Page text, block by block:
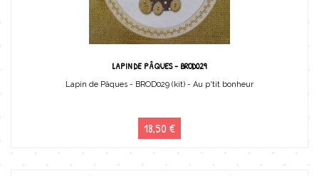
LAPIN DE PÂQUES - BROD029
Lapin de Pâques - BROD029 (kit) - Au p'tit bonheur
18,50 €